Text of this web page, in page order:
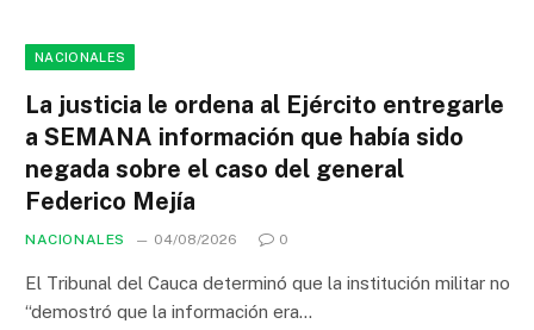
NACIONALES
La justicia le ordena al Ejército entregarle
a SEMANA información que había sido
negada sobre el caso del general
Federico Mejía
NACIONALES 04/08/2026 0
El Tribunal del Cauca determinó que la institución militar no
“demostró que la información era…